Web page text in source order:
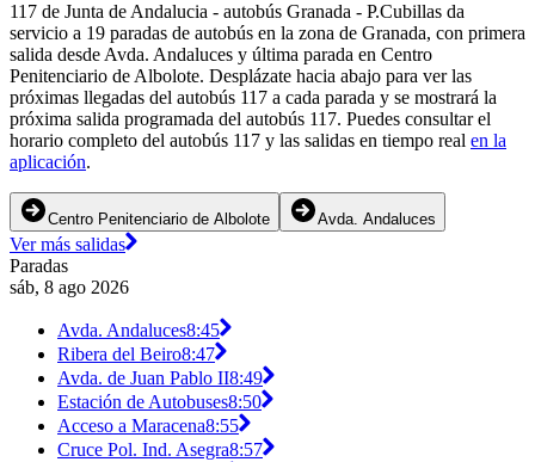
117 de Junta de Andalucia - autobús Granada - P.Cubillas da
servicio a 19 paradas de autobús en la zona de Granada, con primera
salida desde Avda. Andaluces y última parada en Centro
Penitenciario de Albolote. Desplázate hacia abajo para ver las
próximas llegadas del autobús 117 a cada parada y se mostrará la
próxima salida programada del autobús 117. Puedes consultar el
horario completo del autobús 117 y las salidas en tiempo real en la
aplicación.
Centro Penitenciario de Albolote Avda. Andaluces
Ver más salidas
Paradas
sáb, 8 ago 2026
Avda. Andaluces8:45
Ribera del Beiro8:47
Avda. de Juan Pablo II8:49
Estación de Autobuses8:50
Acceso a Maracena8:55
Cruce Pol. Ind. Asegra8:57